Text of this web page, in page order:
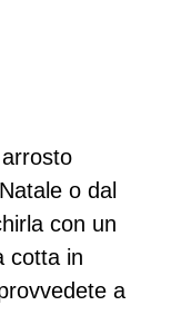
o dal
con un
cotta in
a